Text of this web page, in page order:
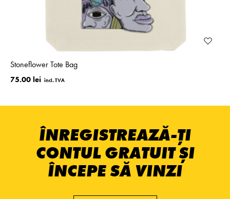
Stoneflower Tote Bag
75.00 lei
ÎNREGISTREAZĂ-ȚI
CONTUL GRATUIT ȘI
ÎNCEPE SĂ VINZI